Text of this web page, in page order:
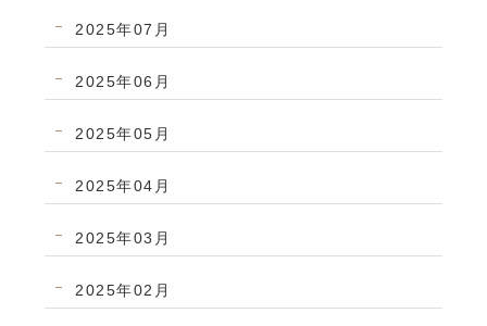
2025年07月
2025年06月
2025年05月
2025年04月
2025年03月
2025年02月